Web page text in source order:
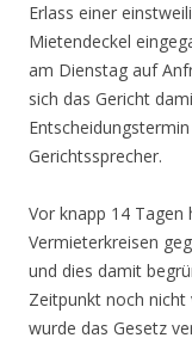
Erlass einer
Mietendeckel
am Dienstag auf
sich das Gericht
Gerichtssprecher.
Vor knapp 14 Tagen
Vermieterkreisen
und dies damit
Zeitpunkt noch
wurde das Gesetz